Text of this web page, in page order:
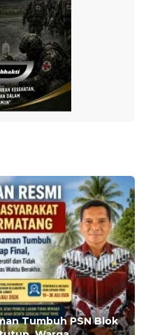
Tumbuh PSN Blok